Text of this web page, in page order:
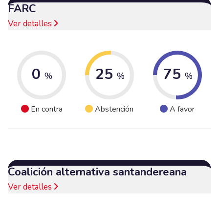
FARC
Ver detalles
0 %
En contra
25 %
Abstención
75 %
A favor
Coalición alternativa santandereana
Ver detalles